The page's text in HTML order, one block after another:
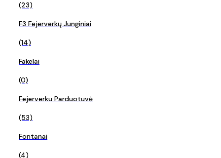
(23)
F3 Fejerverkų Junginiai
(14)
Fakelai
(0)
Fejerverku Parduotuvė
(53)
Fontanai
(4)